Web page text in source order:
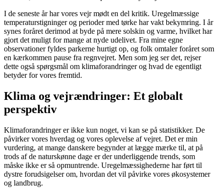
I de seneste år har vores vejr mødt en del kritik. Uregelmæssige
temperaturstigninger og perioder med tørke har vakt bekymring. I år
synes foråret derimod at byde på mere solskin og varme, hvilket har
gjort det muligt for mange at nyde udelivet. Fra mine egne
observationer fyldes parkerne hurtigt op, og folk omtaler foråret som
en kærkommen pause fra regnvejret. Men som jeg ser det, rejser
dette også spørgsmål om klimaforandringer og hvad de egentligt
betyder for vores fremtid.
Klima og vejrændringer: Et globalt
perspektiv
Klimaforandringer er ikke kun noget, vi kan se på statistikker. De
påvirker vores hverdag og vores oplevelse af vejret. Det er min
vurdering, at mange danskere begynder at lægge mærke til, at på
trods af de naturskønne dage er der underliggende trends, som
måske ikke er så opmuntrende. Uregelmæssighederne har ført til
dystre forudsigelser om, hvordan det vil påvirke vores økosystemer
og landbrug.